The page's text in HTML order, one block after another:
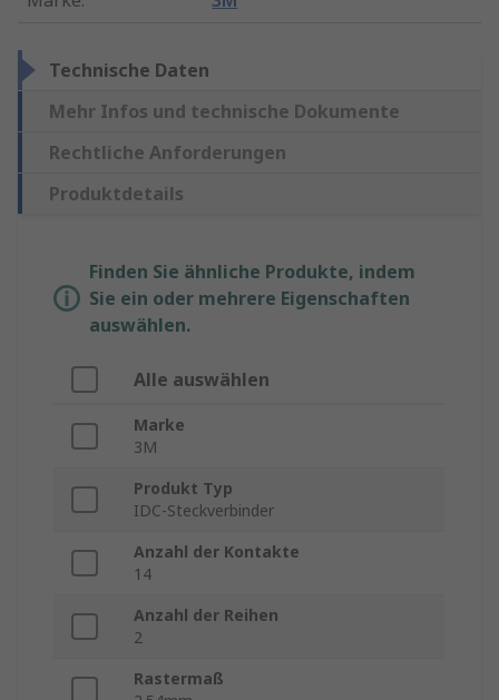
Technische Daten
Mehr Infos und technische Dokumente
Rechtliche Anforderungen
Produktdetails
Finden Sie ähnliche Produkte, indem
Sie ein oder mehrere Eigenschaften
auswählen.
Alle auswählen
Marke
3M
Produkt Typ
IDC-Steckverbinder
Anzahl der Kontakte
14
Anzahl der Reihen
2
Rastermaß